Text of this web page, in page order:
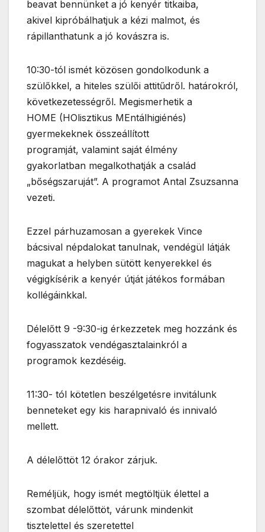
beavat bennünket a jó kenyér titkaiba,
akivel kipróbálhatjuk a kézi malmot, és
rápillanthatunk a jó kovászra is.
10:30-tól ismét közösen gondolkodunk a
szülőkkel, a hiteles szülői attitűdről. határokról,
következetességről. Megismerhetik a
HOME (HOlisztikus MEntálhigiénés)
gyermekeknek összeállított
programját, valamint saját élmény
gyakorlatban megalkothatják a család
„bőségszaruját”. A programot Antal Zsuzsanna
vezeti.
Ezzel párhuzamosan a gyerekek Vince
bácsival népdalokat tanulnak, vendégül látják
magukat a helyben sütött kenyerekkel és
végigkísérik a kenyér útját játékos formában
kollégáinkkal.
Délelőtt 9 -9:30-ig érkezzetek meg hozzánk és
fogyasszatok vendégasztalainkról a
programok kezdéséig.
11:30- tól kötetlen beszélgetésre invitálunk
benneteket egy kis harapnivaló és innivaló
mellett.
A délelőttöt 12 órakor zárjuk.
Reméljük, hogy ismét megtöltjük élettel a
szombat délelőttöt, várunk mindenkit
tisztelettel és szeretettel